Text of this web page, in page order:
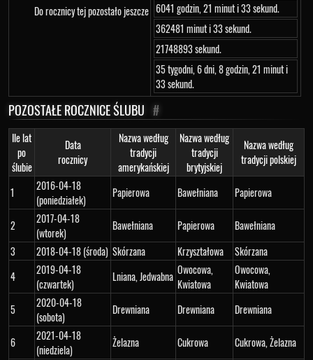
Do rocznicy tej pozostało jeszcze 6041 godzin, 21 minut i 33 sekund.
362481 minut i 33 sekund.
21748893 sekund.
35 tygodni, 6 dni, 8 godzin, 21 minut i
33 sekund.
POZOSTAŁE ROCZNICE ŚLUBU #
Ile lat
po
ślubie
Data
rocznicy
Nazwa według
tradycji
amerykańskiej
Nazwa według
tradycji
brytyjskiej
Nazwa według
tradycji polskiej
1
2016-04-18
(poniedziałek)
Papierowa Bawełniana Papierowa
2
2017-04-18
(wtorek)
Bawełniana Papierowa
Bawełniana
3
2018-04-18 (środa) Skórzana Krzyształowa
Skórzana
4
2019-04-18
(czwartek)
Lniana, Jedwabna Owocowa,
Kwiatowa
Owocowa,
Kwiatowa
5
2020-04-18
(sobota)
Drewniana Drewniana Drewniana
6
2021-04-18
(niedziela)
Żelazna Cukrowa Cukrowa, Żelazna